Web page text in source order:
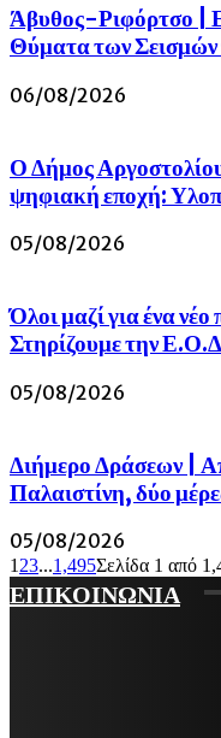
Άβυθος-Ριφόρτσο |
Θύματα των
06/08/2026
Ο Δήμος
ψηφιακή εποχή:
05/08/2026
Όλοι μαζί για ένα
Στηρίζουμε την
05/08/2026
Διήμερο Δράσεων |
Παλαιστίνη, δύο
05/08/2026
1 23...1,495Σελίδα 1 από
ΕΠΙΚΟΙΝΩΝΙΑ